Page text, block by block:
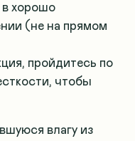
в хорошо
(не на прямом
пройдитесь по
чтобы
влагу из